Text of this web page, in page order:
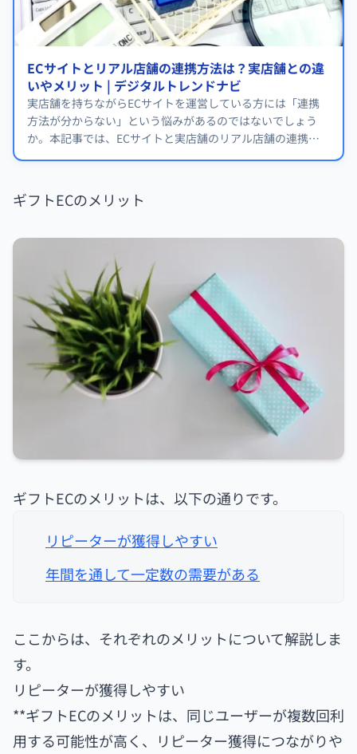
ECサイトとリアル店舗の連携方法は？実店舗との違
いやメリット | デジタルトレンドナビ
実店舗を持ちながらECサイトを運営している方には「連携
方法が分からない」という悩みがあるのではないでしょう
か。本記事では、ECサイトと実店舗のリアル店舗の連携方
法について解説しています。
ギフトECのメリット
ギフトECのメリットは、以下の通りです。
リピーターが獲得しやすい
年間を通して一定数の需要がある
ここからは、それぞれのメリットについて解説しま
す。
リピーターが獲得しやすい
**ギフトECのメリットは、同じユーザーが複数回利
用する可能性が高く、リピーター獲得につながりや